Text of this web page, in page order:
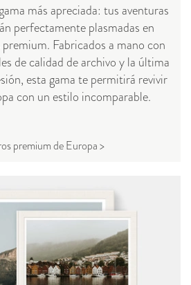
más apreciada: tus aventuras
perfectamente plasmadas en
Fabricados a mano con
de calidad de archivo y la última
esta gama te permitirá revivir
con un estilo incomparable.
premium de Europa >